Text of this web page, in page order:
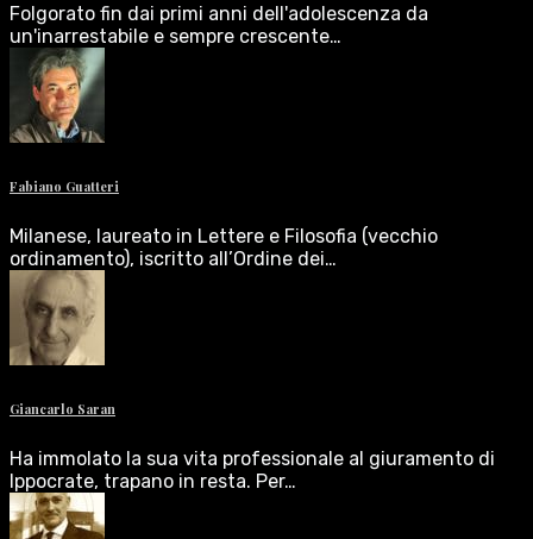
Folgorato fin dai primi anni dell'adolescenza da
un'inarrestabile e sempre crescente…
Fabiano Guatteri
Milanese, laureato in Lettere e Filosofia (vecchio
ordinamento), iscritto all’Ordine dei…
Giancarlo Saran
Ha immolato la sua vita professionale al giuramento di
Ippocrate, trapano in resta. Per…